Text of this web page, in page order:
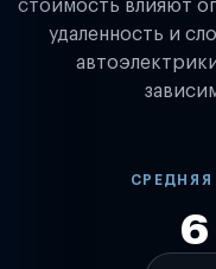
стоимость влияют
удаленность и